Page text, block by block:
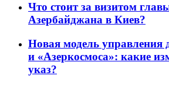
Что стоит за визитом
Азербайджана в Киев?
Новая модель управления
и «Азеркосмоса»: какие
указ?